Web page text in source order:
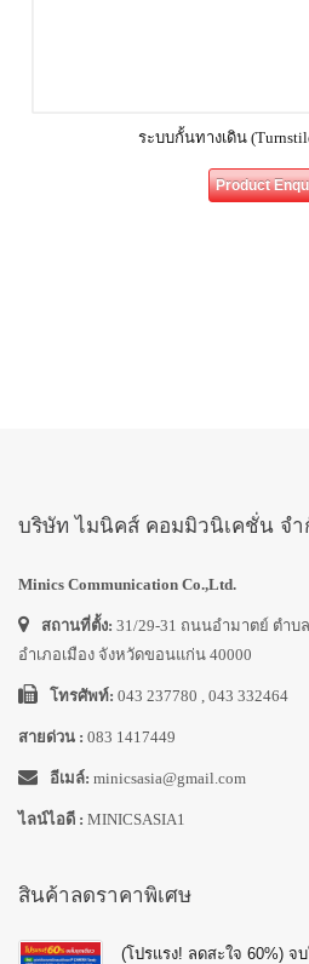
ระบบกั้นทางเดิน
Product
บริษัท ไมนิคส์ คอมมิวนิเคชั่น จำ
Minics Communication Co.,Ltd.
สถานที่ตั้ง: 31/29-31 ถนนอำมาตย์ ตำบ
อำเภอเมือง จังหวัดขอนแก่น 40000
โทรศัพท์: 043 237780 , 043 332464
สายด่วน : 083 1417449
อีเมล์: minicsasia@gmail.com
ไลน์ไอดี : MINICSASIA1
สินค้าลดราคาพิเศษ
(โปรแรง! ลดสะใจ 60%) จ